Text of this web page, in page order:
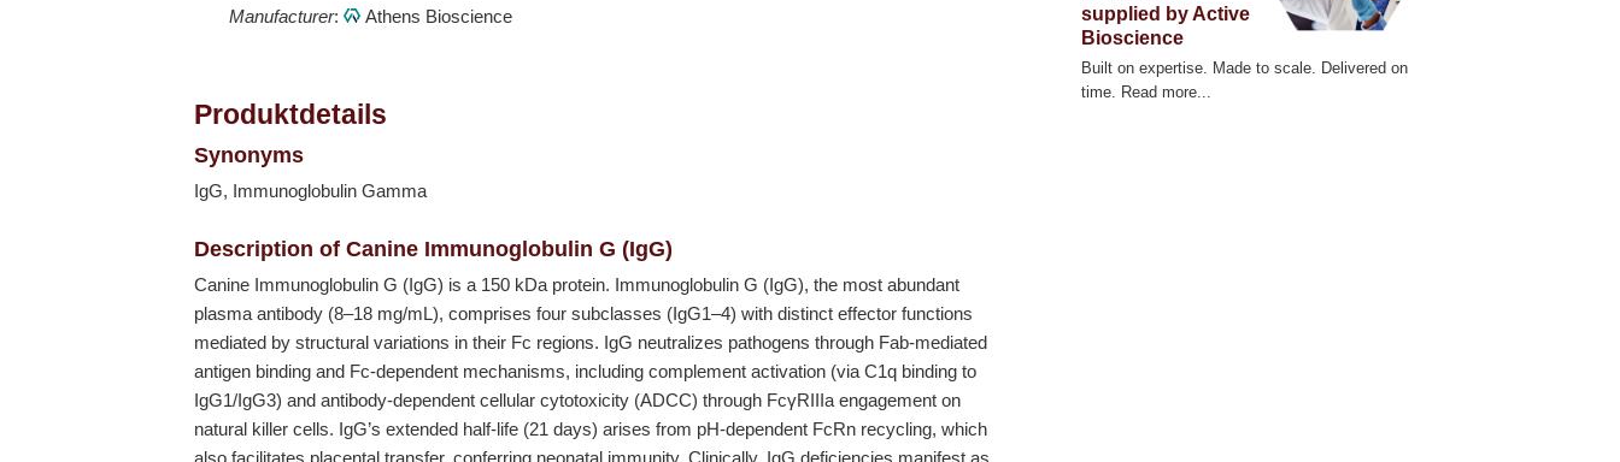
supplied by Active
Bioscience
Built on expertise. Made to scale. Delivered on
time. Read more...
Manufacturer: Athens Bioscience
Produktdetails
Synonyms
IgG, Immunoglobulin Gamma
Description of Canine Immunoglobulin G (IgG)
Canine Immunoglobulin G (IgG) is a 150 kDa protein. Immunoglobulin G (IgG), the most abundant
plasma antibody (8–18 mg/mL), comprises four subclasses (IgG1–4) with distinct effector functions
mediated by structural variations in their Fc regions. IgG neutralizes pathogens through Fab-mediated
antigen binding and Fc-dependent mechanisms, including complement activation (via C1q binding to
IgG1/IgG3) and antibody-dependent cellular cytotoxicity (ADCC) through FcγRIIIa engagement on
natural killer cells. IgG’s extended half-life (21 days) arises from pH-dependent FcRn recycling, which